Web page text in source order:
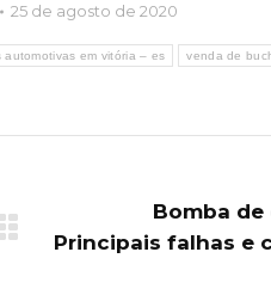
25 de agosto de 2020
em vitória – es venda de
Next
Bomba
Principais falhas e